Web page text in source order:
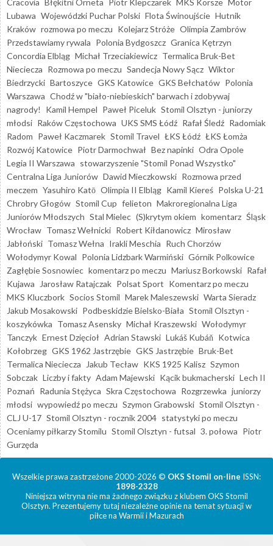
Lubawa Wojewódzki Puchar Polski Flota Świnoujście Hutnik
Kraków rozmowa po meczu Kolejarz Stróże Olimpia Zambrów
Przedstawiamy rywala Polonia Bydgoszcz Granica Kętrzyn
Concordia Elbląg Michał Trzeciakiewicz Termalica Bruk-Bet
Nieciecza Rozmowa po meczu Sandecja Nowy Sącz Wiktor
Biedrzycki Bartoszyce GKS Katowice GKS Bełchatów Polonia
Warszawa Chodź w "biało-niebieskich" barwach i zdobywaj
nagrody!
Kamil Hempel Paweł Piceluk Stomil Olsztyn - juniorzy
młodsi Raków Częstochowa UKS SMS Łódź Rafał Śledź Radomiak
Radom Paweł Kaczmarek Stomil Travel ŁKS Łódź ŁKS Łomża
Rozwój Katowice Piotr Darmochwał Bez napinki Odra Opole
Legia II Warszawa stowarzyszenie "Stomil Ponad Wszystko"
Centralna Liga Juniorów Dawid Mieczkowski Rozmowa przed
meczem Yasuhiro Katō Olimpia II Elbląg Kamil Kiereś Polska U-21
Chrobry Głogów Stomil Cup felieton Makroregionalna Liga
Juniorów Młodszych Stal Mielec (S)krytym okiem komentarz Śląsk
Wrocław Tomasz Wełnicki Robert Kiłdanowicz Mirosław
Jabłoński Tomasz Wełna Irakli Meschia Ruch Chorzów
Wołodymyr Kowal Polonia Lidzbark Warmiński Górnik Polkowice
Zagłębie Sosnowiec komentarz po meczu Mariusz Borkowski Rafał
Kujawa
Jarosław Ratajczak Polsat Sport Komentarz po meczu
MKS Kluczbork Socios Stomil Marek Maleszewski Warta Sieradz
Jakub Mosakowski Podbeskidzie Bielsko-Biała Stomil Olsztyn -
koszykówka Tomasz Asensky Michał Kraszewski Wołodymyr
Tanczyk Ernest Dzięcioł Adrian Stawski Lukáš Kubáň Kotwica
Kołobrzeg GKS 1962 Jastrzębie GKS Jastrzębie Bruk-Bet
Termalica Nieciecza
Jakub Tecław KKS 1925 Kalisz Szymon
Sobczak Liczby i fakty Adam Majewski Kącik bukmacherski Lech II
Poznań Radunia Stężyca Skra Częstochowa Rozgrzewka juniorzy
młodsi wypowiedź po meczu Szymon Grabowski Stomil Olsztyn -
CLJ U-17 Stomil Olsztyn - rocznik 2004 statystyki po meczu
Oceniamy piłkarzy Stomilu Stomil Olsztyn - futsal 3. połowa Piotr
Gurzęda
Wszelkie prawa zastrzeżone 2000-2026 © OKS Stomil on-line ISSN:
1898-2328
Niniejsza witryna nie ma żadnego związku z klubem OKS Stomil
Olsztyn. Prezentujemy tutaj niezależne opinie na temat sytuacji w
piłce na Warmii i Mazurach